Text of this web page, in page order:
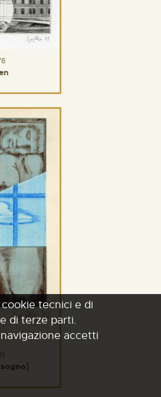
tecnici e di
di terze parti.
accetti